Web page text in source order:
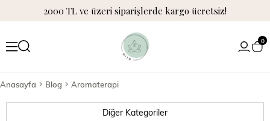
2000 TL ve üzeri siparişlerde kargo ücretsiz!
0
Anasayfa Blog Aromaterapi
Diğer Kategoriler